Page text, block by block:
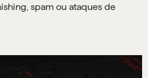
spam ou ataques de